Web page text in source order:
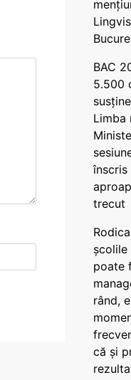
BAC
5.500
Limba
trecut
școlile
poate
rând,
că și